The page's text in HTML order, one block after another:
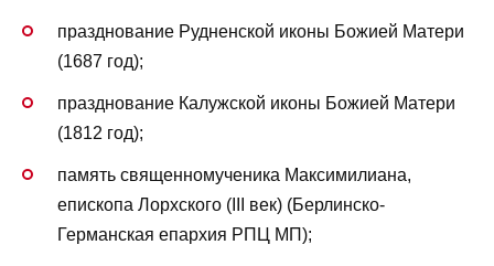
празднование Рудненской иконы Божией Матери
(1687 год);
празднование Калужской иконы Божией Матери
(1812 год);
память священномученика Максимилиана,
епископа Лорхского (III век) (Берлинско-
Германская епархия РПЦ МП);